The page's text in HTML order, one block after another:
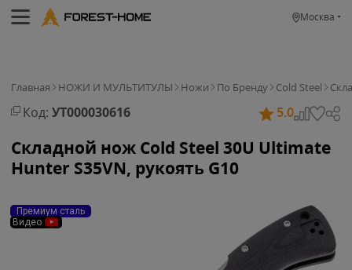
Москва
Главная НОЖИ И МУЛЬТИТУЛЫ Ножи По Бренду Cold Steel
Код: УТ000030616 5.0
Складной нож Cold Steel 30U Ultimate
Hunter S35VN, рукоять G10
Премиум сталь
Видео